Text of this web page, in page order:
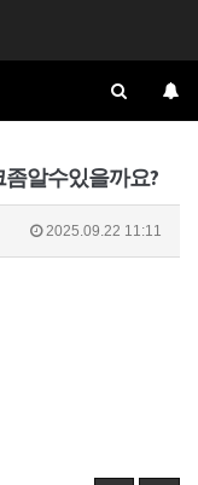
알수있을까요?
2025.09.22 11:11